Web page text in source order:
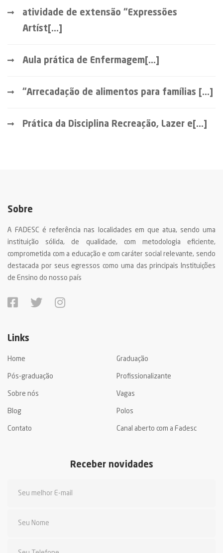
atividade de extensão “Expressões
Artíst[...]
Aula prática de Enfermagem[...]
“Arrecadação de alimentos para famílias [...]
Prática da Disciplina Recreação, Lazer e[...]
Sobre
A FADESC é referência nas localidades em que atua, sendo uma
instituição sólida, de qualidade, com metodologia eficiente,
comprometida com a educação e com caráter social relevante, sendo
destacada por seus egressos como uma das principais Instituições
de Ensino do nosso país
Links
Home Graduação
Pós-graduação Profissionalizante
Sobre nós Vagas
Blog Polos
Contato Canal aberto com a Fadesc
Receber novidades